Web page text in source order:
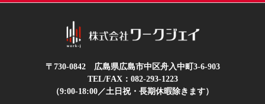
〒730-0842 広島県広島市中区舟入中町3-6-903
TEL/FAX： 082-293-1223
（9:00-18:00／土日祝・長期休暇除きます）